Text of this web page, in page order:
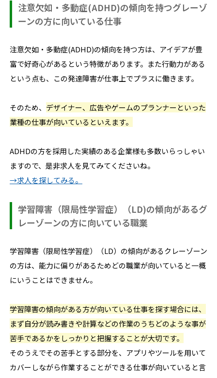
注意欠如・多動症(ADHD)の傾向を持つグレーゾ
ーンの方に向いている仕事
注意欠如・多動症(ADHD)の傾向を持つ方は、アイデアが豊
富で好奇心があるという特徴があります。また行動力がある
という点も、この発達障害が仕事上でプラスに働きます。
そのため、 デザイナー、広告やゲームのプランナーといった
業種の仕事が向いているといえます。
ADHDの方を採用した実績のある企業様も多数いらっしゃい
ますので、是非求人を見てみてくださいね。
→求人を探してみる。
学習障害（限局性学習症）（LD)の傾向があるグ
レーゾーンの方に向いている職業
学習障害（限局性学習症）（LD）の傾向があるクレーゾーン
の方は、能力に偏りがあるためどの職業が向いていると一概
にいうことはできません。
学習障害の傾向がある方が向いている仕事を探す場合には、
まず自分が読み書きや計算などの作業のうちどのような事が
苦手であるかをしっかりと把握することが大切です。
そのうえでその苦手とする部分を、アプリやツールを用いて
カバーしながら作業することができる仕事が向いていると言